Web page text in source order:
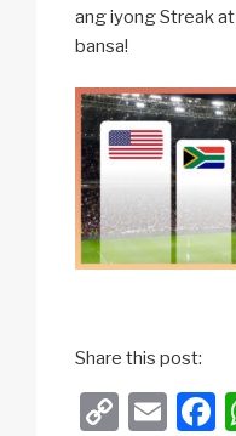
ang iyong Streak
bansa!
Share this post:
C
E